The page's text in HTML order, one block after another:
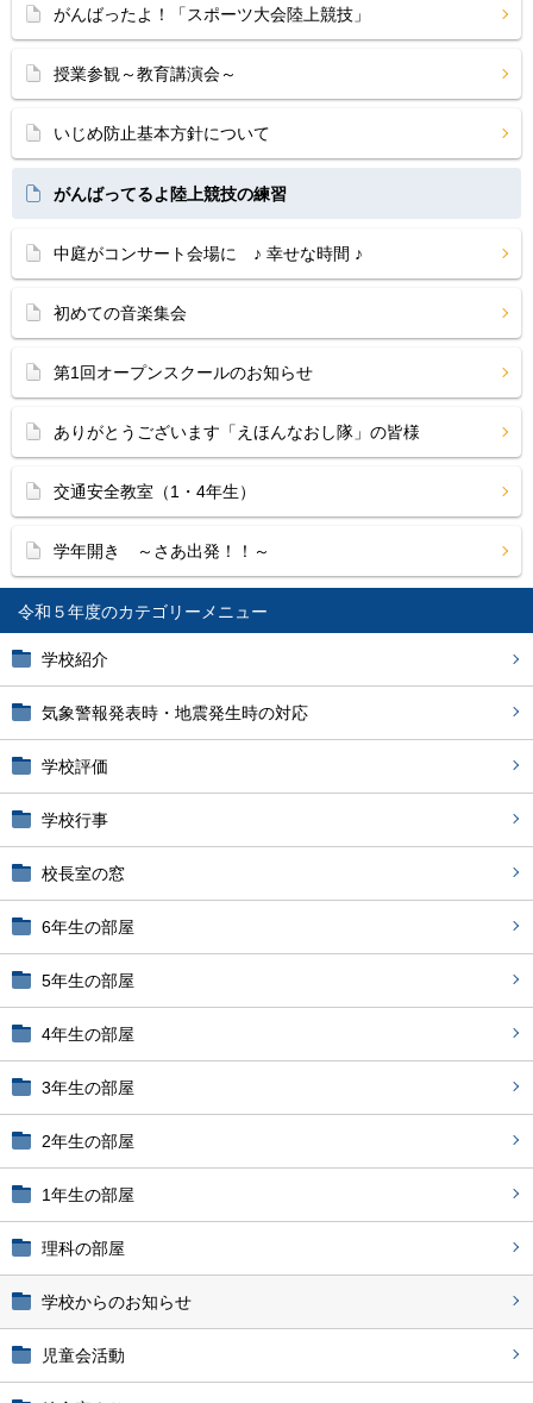
令和５年度
学校紹介
気象警報発表時・地震発生時の対応
学校評価
学校行事
校長室の窓
6年生の部屋
5年生の部屋
4年生の部屋
3年生の部屋
2年生の部屋
1年生の部屋
理科の部屋
学校からのお知らせ
児童会活動
がんばったよ！「スポーツ大会陸上競技」
授業参観～教育講演会～
いじめ防止基本方針について
がんばってるよ陸上競技の練習
中庭がコンサート会場に ♪ 幸せな時間 ♪
初めての音楽集会
第1回オープンスクールのお知らせ
ありがとうございます「えほんなおし隊」の皆様
交通安全教室（1・4年生）
学年開き ～さあ出発！！～